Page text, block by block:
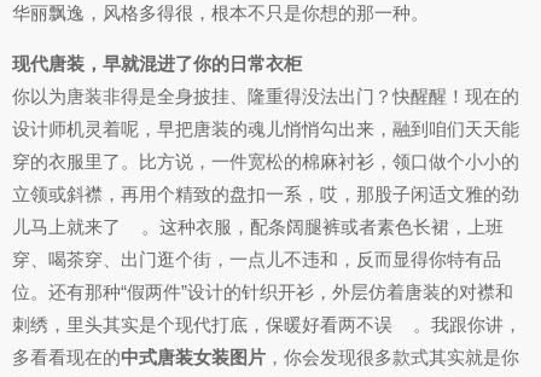
华丽飘逸，风格多得很，根本不只是你想的那一种。
现代唐装，早就混进了你的日常衣柜
你以为唐装非得是全身披挂、隆重得没法出门？快醒醒！现在的
设计师机灵着呢，早把唐装的魂儿悄悄勾出来，融到咱们天天能
穿的衣服里了。比方说，一件宽松的棉麻衬衫，领口做个小小的
立领或斜襟，再用个精致的盘扣一系，哎，那股子闲适文雅的劲
儿马上就来了
。这种衣服，配条阔腿裤或者素色长裙，上班
穿、喝茶穿、出门逛个街，一点儿不违和，反而显得你特有品
位。还有那种“假两件”设计的针织开衫，外层仿着唐装的对襟和
刺绣，里头其实是个现代打底，保暖好看两不误
。我跟你讲，
多看看现在的中式唐装女装图片 ，你会发现很多款式其实就是你